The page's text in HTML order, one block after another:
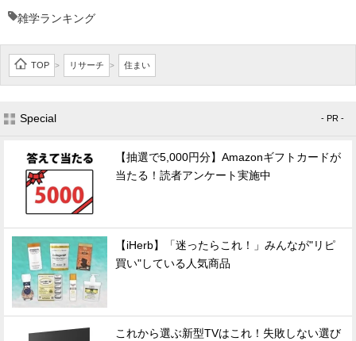
雑学ランキング
TOP > リサーチ > 住まい
Special - PR -
【抽選で5,000円分】Amazonギフトカードが
当たる！読者アンケート実施中
【iHerb】「迷ったらこれ！」みんなが"リピ
買い"している人気商品
これから選ぶ新型TVはこれ！失敗しない選び